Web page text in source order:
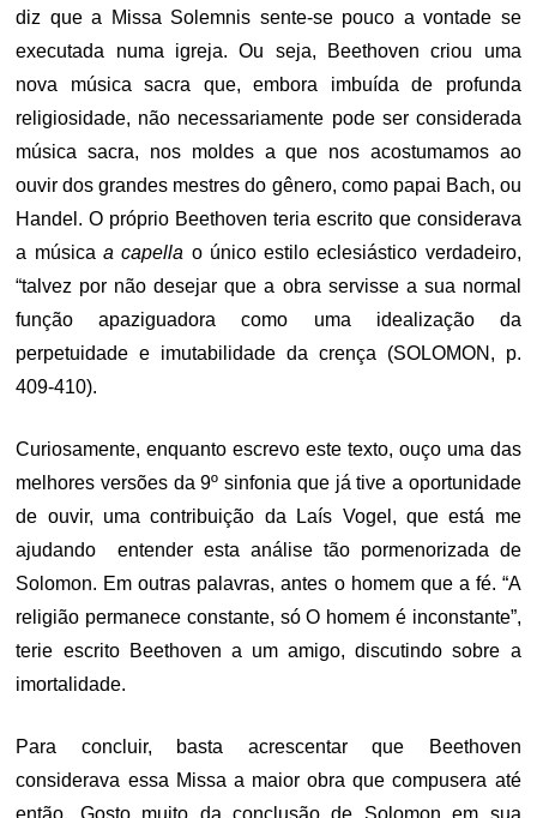
diz que a Missa Solemnis sente-se pouco a vontade se
executada numa igreja. Ou seja, Beethoven criou uma
nova música sacra que, embora imbuída de profunda
religiosidade, não necessariamente pode ser considerada
música sacra, nos moldes a que nos acostumamos ao
ouvir dos grandes mestres do gênero, como papai Bach, ou
Handel. O próprio Beethoven teria escrito que considerava
a música a capella o único estilo eclesiástico verdadeiro,
“talvez por não desejar que a obra servisse a sua normal
função apaziguadora como uma idealização da
perpetuidade e imutabilidade da crença (SOLOMON, p.
409-410).
Curiosamente, enquanto escrevo este texto, ouço uma das
melhores versões da 9º sinfonia que já tive a oportunidade
de ouvir, uma contribuição da Laís Vogel, que está me
ajudando entender esta análise tão pormenorizada de
Solomon. Em outras palavras, antes o homem que a fé. “A
religião permanece constante, só O homem é inconstante”,
terie escrito Beethoven a um amigo, discutindo sobre a
imortalidade.
Para concluir, basta acrescentar que Beethoven
considerava essa Missa a maior obra que compusera até
então. Gosto muito da conclusão de Solomon em sua